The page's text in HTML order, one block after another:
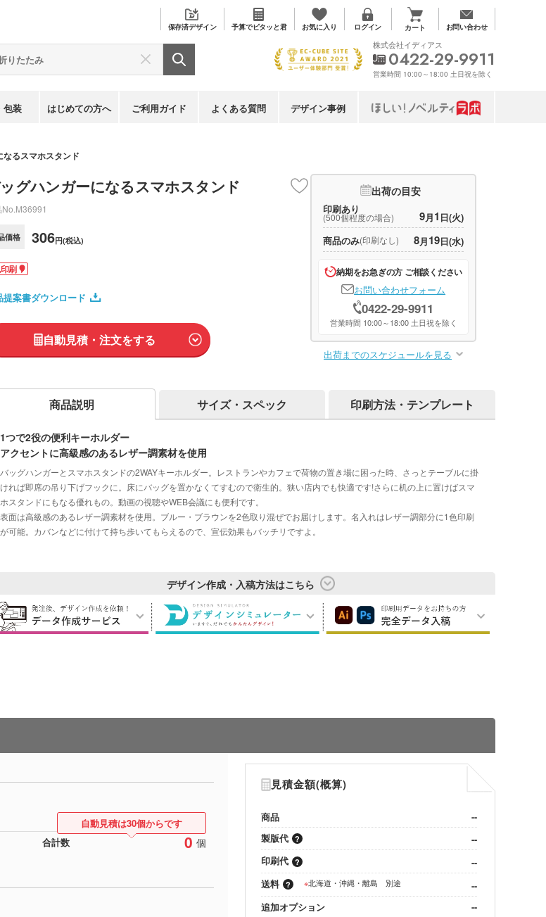
保存済デザイン 予算でピタッと君 お気に入り ログイン カート お問い合わせ
包装 はじめての方へ ご利用ガイド よくある質問 デザイン事例
株式会社イディアス
0422-29-9911
営業時間 10:00～18:00 土日祝を除く
るスマホスタンド
グハンガーになるスマホスタンド
M36991
価格 306円(税込)
刷
提案書ダウンロード
自動見積・注文をする
出荷の目安
印刷あり
(500個程度の場合) 9月1 日(火)
商品のみ(印刷なし) 8月19日(水)
納期をお急ぎの方 ご相談ください
お問い合わせフォーム
0422-29-9911
営業時間 10:00～18:00 土日祝を除く
出荷までのスケジュールを見る
商品説明 サイズ・スペック 印刷方法・テンプレート
1つで2役の便利キーホルダー
アクセントに高級感のあるレザー調素材を使用
バッグハンガーとスマホスタンドの2WAYキーホルダー。レストランやカフェで荷物の置き場に困った時、さっとテーブルに掛
ければ即席の吊り下げフックに。床にバッグを置かなくてすむので衛生的。狭い店内でも快適です!さらに机の上に置けばスマ
ホスタンドにもなる優れもの。動画の視聴やWEB会議にも便利です。
表面は高級感のあるレザー調素材を使用。ブルー・ブラウンを2色取り混ぜでお届けします。名入れはレザー調部分に1色印刷
が可能。カバンなどに付けて持ち歩いてもらえるので、宣伝効果もバッチリですよ。
デザイン作成・入稿方法はこちら
合計数 0 個
自動見積は30個からです
見積金額(概算)
商品
--
製版代
--
印刷代
--
送料
※北海道・沖縄・離島 別途
--
追加オプション
--